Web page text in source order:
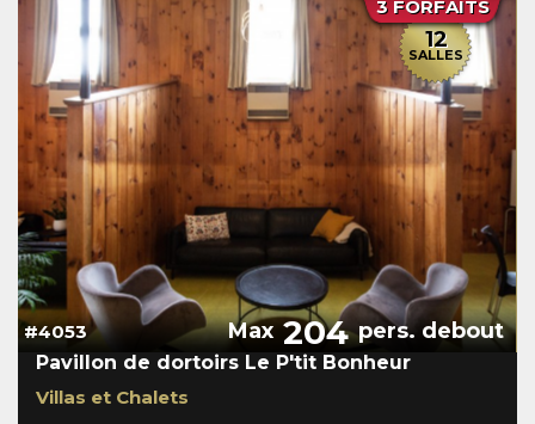
12
SALLES
3 FORFAITS
#4053 Max204pers. debout
Pavillon de dortoirs Le P'tit Bonheur
Villas et Chalets